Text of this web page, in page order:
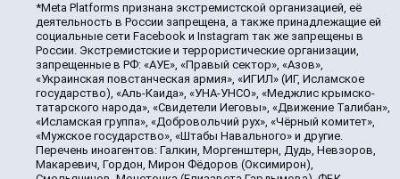
*Meta Platforms признана экстремистской организацией, её
деятельность в России запрещена, а также принадлежащие ей
социальные сети Facebook и Instagram так же запрещены в
России. Экстремистские и террористические организации,
запрещенные в РФ: «АУЕ», «Правый сектор», «Азов»,
«Украинская повстанческая армия», «ИГИЛ» (ИГ, Исламское
государство), «Аль-Каида», «УНА-УНСО», «Меджлис крымско-
татарского народа», «Свидетели Иеговы», «Движение Талибан»,
«Исламская группа», «Добровольчий рух», «Чёрный комитет»,
«Мужское государство», «Штабы Навального» и другие.
Перечень иноагентов: Галкин, Моргенштерн, Дудь, Невзоров,
Макаревич, Гордон, Мирон Фёдоров (Оксимирон),